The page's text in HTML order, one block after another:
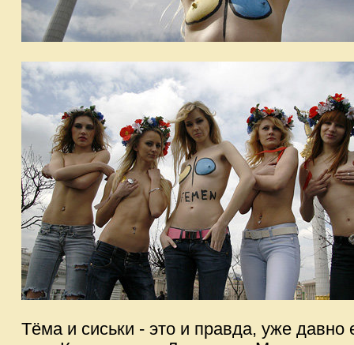
Тёма и сиськи - это и правда, уже